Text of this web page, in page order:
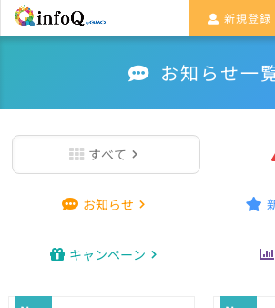
新規登録
お知らせ一
すべて
お知らせ
キャンペーン